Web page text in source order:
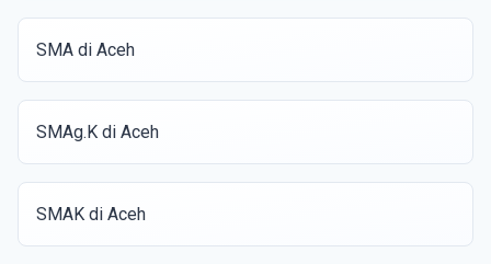
SMA di Aceh
SMAg.K di Aceh
SMAK di Aceh